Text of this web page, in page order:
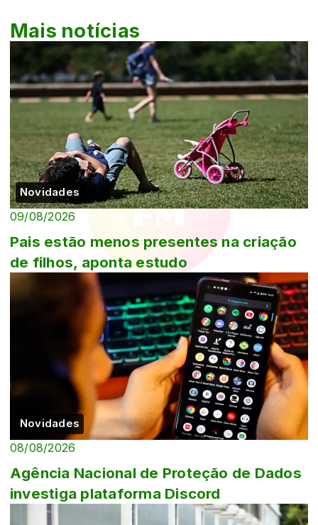
Mais notícias
Novidades
09/08/2026
Pais estão menos presentes na criação
de filhos, aponta estudo
Novidades
08/08/2026
Agência Nacional de Proteção de Dados
investiga plataforma Discord